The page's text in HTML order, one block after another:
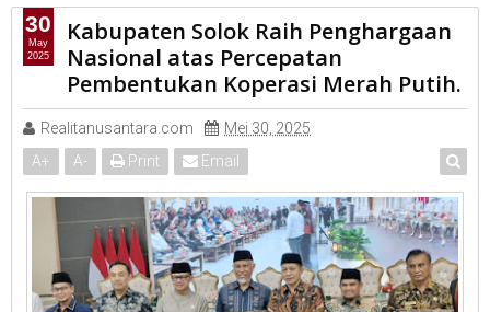
KAB.SOLOK
Kabupaten Solok Raih Penghargaan Nasional atas Percepatan
Pembentukan Koperasi Merah Putih.
Kabupaten Solok Raih Penghargaan
Nasional atas Percepatan
Pembentukan Koperasi Merah Putih.
Realitanusantara.com
Mei 30, 2025
A+ A- Print Email
30
May
2025